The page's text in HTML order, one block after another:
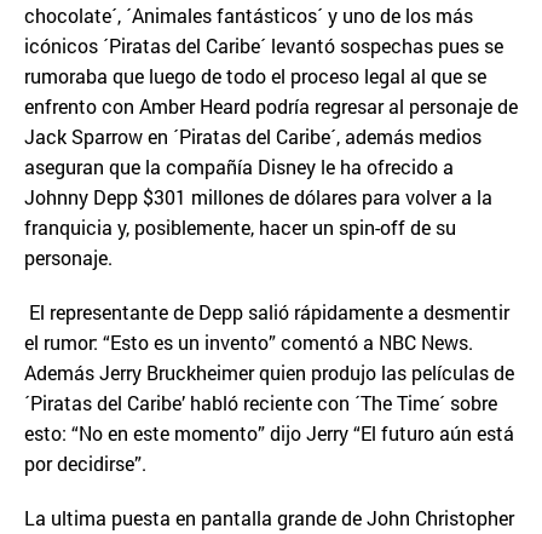
chocolate´, ´Animales fantásticos´ y uno de los más
icónicos ´Piratas del Caribe´ levantó sospechas pues se
rumoraba que luego de todo el proceso legal al que se
enfrento con Amber Heard podría regresar al personaje de
Jack Sparrow en ´Piratas del Caribe´, además medios
aseguran que la compañía Disney le ha ofrecido a
Johnny Depp $301 millones de dólares para volver a la
franquicia y, posiblemente, hacer un spin-off de su
personaje.
El representante de Depp salió rápidamente a desmentir
el rumor: “Esto es un invento” comentó a NBC News.
Además Jerry Bruckheimer quien produjo las películas de
´Piratas del Caribe’ habló reciente con ´The Time´ sobre
esto: “No en este momento” dijo Jerry “El futuro aún está
por decidirse”.
La ultima puesta en pantalla grande de John Christopher